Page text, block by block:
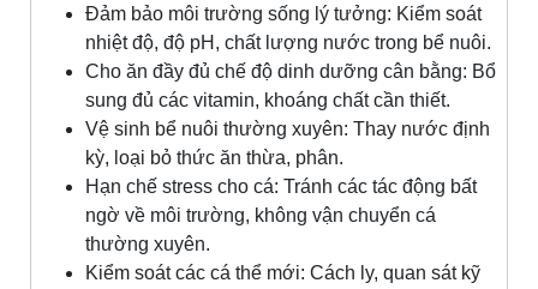
Đảm bảo môi trường sống lý tưởng: Kiểm soát
nhiệt độ, độ pH, chất lượng nước trong bể nuôi.
Cho ăn đầy đủ chế độ dinh dưỡng cân bằng: Bổ
sung đủ các vitamin, khoáng chất cần thiết.
Vệ sinh bể nuôi thường xuyên: Thay nước định
kỳ, loại bỏ thức ăn thừa, phân.
Hạn chế stress cho cá: Tránh các tác động bất
ngờ về môi trường, không vận chuyển cá
thường xuyên.
Kiểm soát các cá thể mới: Cách ly, quan sát kỹ